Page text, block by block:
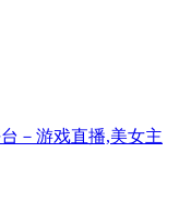
－游戏直播,美女主